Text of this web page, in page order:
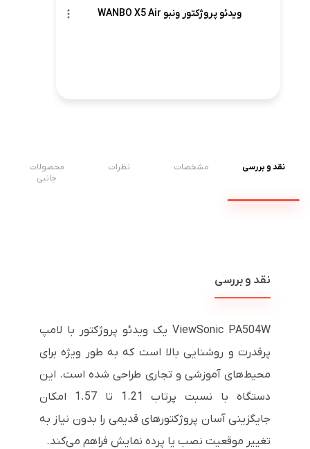
ویدئو پروژکتور ونبو WANBO X5 Air
نقد و بررسی مشخصات نظرات
محصولات
جانبی
نقد و بررسی
ViewSonic PA504W یک ویدئو پروژکتور با لامپ
پرقدرت و روشنایی بالا است که به طور ویژه برای
محیط‌های آموزشی و تجاری طراحی شده است. این
دستگاه با نسبت پرتاب 1.21 تا 1.57 امکان
جایگزینی آسان پروژکتورهای قدیمی را بدون نیاز به
تغییر موقعیت نصب یا پرده نمایش فراهم می‌کند.